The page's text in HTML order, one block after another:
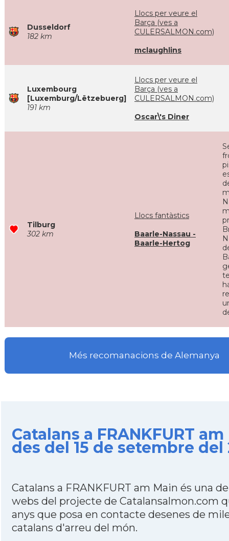
Dusseldorf
182 km
Llocs per veure el
Barça (ves a
CULERSALMON.com)
mclaughlins
Luxembourg
[Luxemburg/Lëtzebuerg]
191 km
Llocs per veure el
Barça (ves a
CULERSALMON.com)
Oscar\'s Diner
Tilburg
302 km
Llocs fantàstics
Baarle-Nassau -
Baarle-Hertog
Més recomanacions de Alemanya
Catalans a FRANKFURT
des del 15 de setembre del
Catalans a FRANKFURT am Main és una
webs del projecte de Catalansalmon.com
anys que posa en contacte desenes de
catalans d'arreu del món.